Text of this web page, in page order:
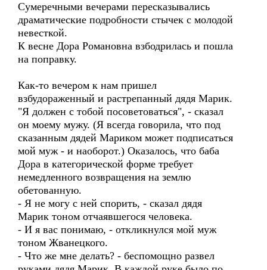
Сумеречными вечерами пересказывались
драматические подробности стычек с молодой
невесткой.
К весне Дора Романовна взбодрилась и пошла
на поправку.
Как-то вечером к нам пришел
взбудораженный и растрепанный дядя Марик.
"Я должен с тобой посоветоваться", - сказал
он моему мужу. (Я всегда говорила, что под
сказанным дядей Мариком может подписаться
мой муж - и наоборот.) Оказалось, что баба
Дора в категорической форме требует
немедленного возвращения на землю
обетованную.
- Я не могу с ней спорить, - сказал дядя
Марик тоном отчаявшегося человека.
- И я вас понимаю, - откликнулся мой муж
тоном Жванецкого.
- Что же мне делать? - беспомощно развел